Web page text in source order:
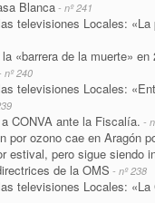
Blanca - nº 241
televisiones Locales: «La
«barrera de la muerte» en
nº 240
televisiones Locales:
CONVA ante la Fiscalía. -
por ozono cae en Aragón
estival, pero sigue siendo
de la OMS - nº 238
televisiones Locales: «La